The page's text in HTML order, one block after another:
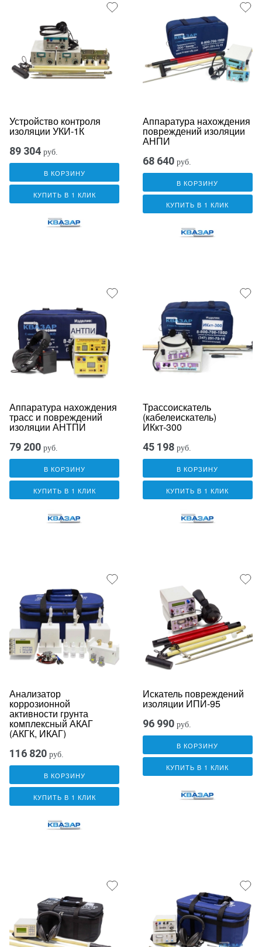
Устройство контроля
изоляции УКИ-1К
89 304 руб.
В КОРЗИНУ
КУПИТЬ В 1 КЛИК
Аппаратура нахождения
повреждений изоляции
АНПИ
68 640 руб.
В КОРЗИНУ
КУПИТЬ В 1 КЛИК
Аппаратура нахождения
трасс и повреждений
изоляции АНТПИ
79 200 руб.
В КОРЗИНУ
КУПИТЬ В 1 КЛИК
Трассоискатель
(кабелеискатель)
ИКкт-300
45 198 руб.
В КОРЗИНУ
КУПИТЬ В 1 КЛИК
Анализатор
коррозионной
активности грунта
комплексный АКАГ
(АКГК, ИКАГ)
116 820 руб.
В КОРЗИНУ
КУПИТЬ В 1 КЛИК
Искатель повреждений
изоляции ИПИ-95
96 990 руб.
В КОРЗИНУ
КУПИТЬ В 1 КЛИК